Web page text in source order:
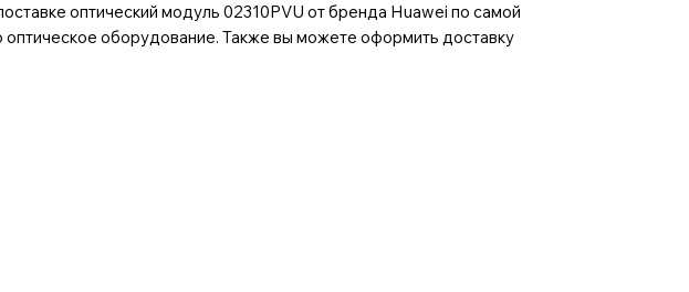
оптический модуль 02310PVU от бренда Huawei по самой
оборудование. Также вы можете оформить доставку